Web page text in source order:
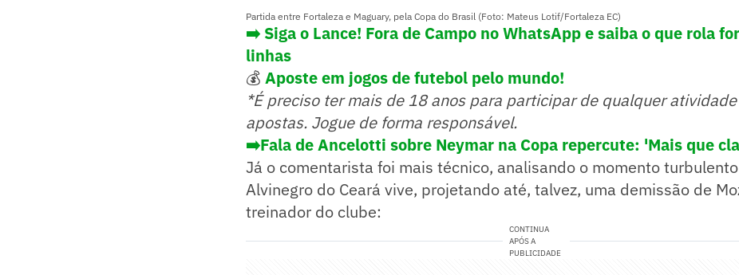
Partida entre Fortaleza e Maguary, pela Copa do Brasil (Foto: Mateus Lotif/Fortaleza EC)
➡️ Siga o Lance! Fora de Campo no WhatsApp e saiba o que rola
linhas
💰 Aposte em jogos de futebol pelo mundo!
*É preciso ter mais de 18 anos para participar de qualquer
apostas. Jogue de forma responsável.
➡️Fala de Ancelotti sobre Neymar na Copa repercute: 'Mais que
Já o comentarista foi mais técnico, analisando o momento
Alvinegro do Ceará vive, projetando até, talvez, uma demissão de
treinador do clube:
CONTINUA
APÓS A
PUBLICIDADE